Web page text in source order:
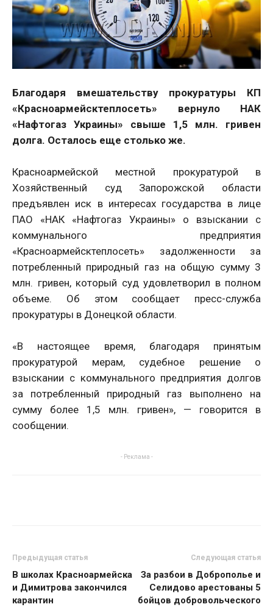
Благодаря вмешательству прокуратуры КП
«Красноармейсктеплосеть» вернуло НАК
«Нафтогаз Украины» свыше 1,5 млн. гривен
долга. Осталось еще столько же.
Красноармейской местной прокуратурой в
Хозяйственный суд Запорожской области
предъявлен иск в интересах государства в лице
ПАО «НАК «Нафтогаз Украины» о взыскании с
коммунального предприятия
«Красноармейсктеплосеть» задолженности за
потребленный природный газ на общую сумму 3
млн. гривен, который суд удовлетворил в полном
объеме. Об этом сообщает пресс-служба
прокуратуры в Донецкой области.
«В настоящее время, благодаря принятым
прокуратурой мерам, судебное решение о
взыскании с коммунального предприятия долгов
за потребленный природный газ выполнено на
сумму более 1,5 млн. гривен», — говорится в
сообщении.
- Реклама -
Предыдущая статья
В школах Красноармейска
и Димитрова закончился
карантин
Следующая статья
За разбои в Доброполье и
Селидово арестованы 5
бойцов добровольческого